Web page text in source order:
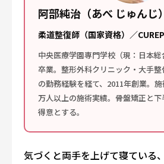
阿部純治（あべ じゅんじ）
柔道整復師（国家資格）／
中央医療学園専門学校（現：日本総
卒業。整形外科クリニック・大手
の勤務経験を経て、2011年創業。
万人以上の施術実績。骨盤矯正と
得意とする。
気づくと両手を上げて寝ている